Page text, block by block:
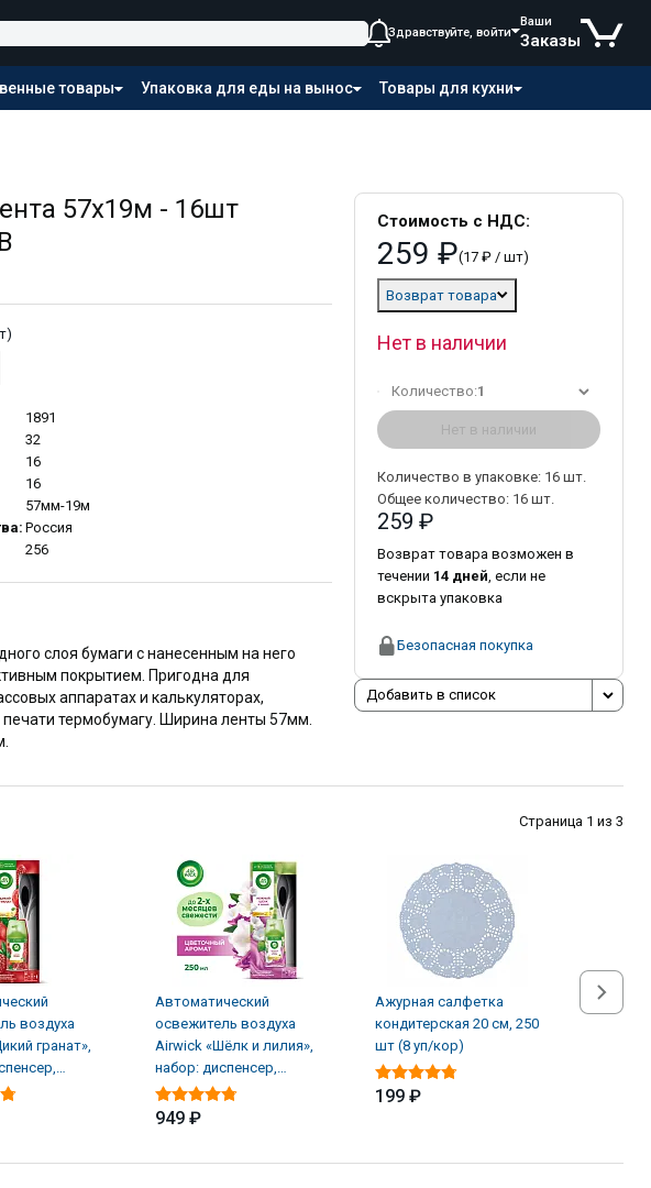
Здравствуйте, войти
Ваши
Заказы
товары Упаковка для еды на вынос Товары для кухни
57х19м - 16шт
1891
32
16
16
57мм-19м
Россия
256
слоя бумаги с нанесенным на него
покрытием. Пригодна для
аппаратах и калькуляторах,
термобумагу. Ширина ленты 57мм.
Стоимость с НДС:
259 ₽(17 ₽ / шт)
Возврат товара
Нет в наличии
Количество:1
Нет в наличии
Количество в упаковке: 16 шт.
Общее количество: 16 шт.
259 ₽
Возврат товара возможен в
течении 14 дней, если не
вскрыта упаковка
Безопасная покупка
Добавить в список
Страница 1 из 3
воздуха
гранат»,
баллон (4 шт/
Автоматический
освежитель воздуха
Airwick «Шёлк и лилия»,
набор: диспенсер,
батарейки, баллон (4 шт/
949 ₽
Ажурная салфетка
кондитерская 20 см, 250
шт (8 уп/кор)
199 ₽